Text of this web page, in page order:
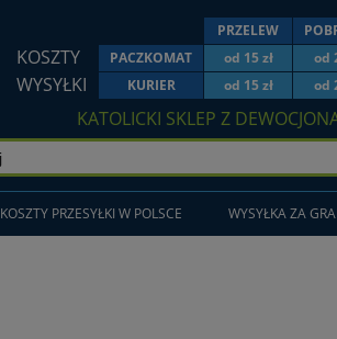
PRZELEW
KOSZTY PACZKOMAT od 15 zł od
WYSYŁKI KURIER od 15 zł od
KATOLICKI SKLEP Z
KOSZTY PRZESYŁKI W POLSCE WYSYŁKA ZA